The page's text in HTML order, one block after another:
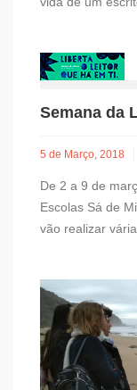
Semana da
5 de Março, 2018
De 2 a 9 de
Escolas Sá de
vão realizar